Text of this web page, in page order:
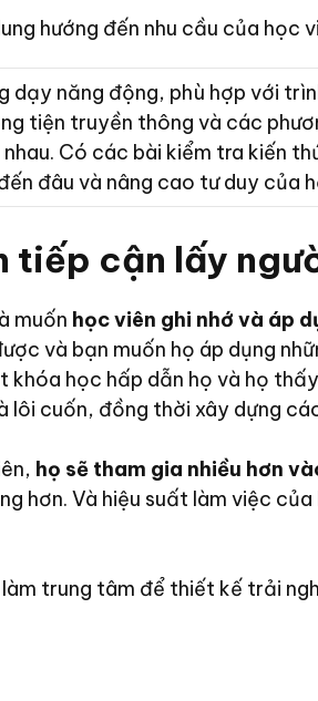
hướng đến nhu cầu của học
dạy năng động, phù hợp với
tiện truyền thông và các
Có các bài kiểm tra kiến
đâu và nâng cao tư duy của
tiếp cận lấy
muốn học viên ghi nhớ và áp
và bạn muốn họ áp dụng
học hấp dẫn họ và họ
cuốn, đồng thời xây dựng
họ sẽ tham gia nhiều hơn
hơn. Và hiệu suất làm việc
trung tâm để thiết kế trải